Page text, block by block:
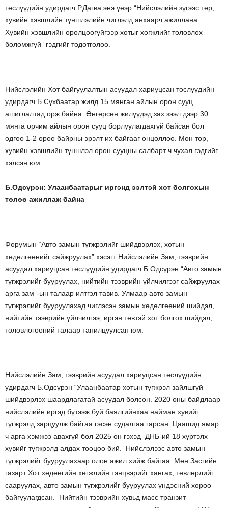
төслүүдийн удирдагч Р.Дагва энэ үеэр “Нийслэлийн зүгээс төр,
хувийн хэвшлийн түншлэлийн чиглэлд анхаарч ажиллана.
Хувийн хэвшлийн оролцоогүйгээр хотыг хөгжлийг төлөвлөх
боломжгүй” гэдгийг тодотголоо.
Нийслэлийн Хот байгуулалтын асуудал хариуцсан төслүүдийн
удирдагч Б.Сүхбаатар жилд 15 мянган айлын орон сууц
ашиглалтад орж байна. Өнгөрсөн жилүүдэд зах зээл дээр 30
мянга орчим айлын орон сууц борлуулагдахгүй байсан бол
өдгөө 1-2 өрөө байрны эрэлт их байгааг онцоллоо. Мөн төр,
хувийн хэвшлийн түншлэл орон сууцны салбарт ч чухал гэдгийг
хэлсэн юм.
Б.Одсүрэн: Улаанбаатарыг иргэнд ээлтэй хот болгохын
төлөө ажиллаж байна
Форумын “Авто замын түгжрэлийг шийдвэрлэх, хотын
хөдөлгөөнийг сайжруулах” хэсэгт Нийслэлийн Зам, тээврийн
асуудал хариуцсан төслүүдийн удирдагч Б.Одсүрэн “Авто замын
түгжрэлийг бууруулах, нийтийн тээврийн үйлчилгээг сайжруулах
арга зам”-ын талаар илтгэл тавив. Улмаар авто замын
түгжрэлийг бууруулахад чиглэсэн замын хөдөлгөөний шийдэл,
нийтийн тээврийн үйлчилгээ, иргэн төвтэй хот болгох шийдэл,
төлөвлөгөөний талаар танилцуулсан юм.
Нийслэлийн Зам, тээврийн асуудал хариуцсан төслүүдийн
удирдагч Б.Одсүрэн “Улаанбаатар хотын түгжрэл зайлшгүй
шийдвэрлэх шаардлагатай асуудал болсон. 2020 оны байдлаар
нийслэлийн иргэд бүтээж буй баялгийнхаа найман хувийг
түгжрэлд зарцуулж байгаа гэсэн судалгаа гарсан. Цаашид ямар
ч арга хэмжээ авахгүй бол 2025 он гэхэд ДНБ-ий 18 хүртэлх
хувийг түгжрэлд алдах тооцоо бий. Нийслэлээс авто замын
түгжрэлийг бууруулахаар олон ажил хийж байгаа. Мөн Засгийн
газарт Хот хөдөөгийн хөгжлийн тэнцвэрийг хангах, төвлөрлийг
сааруулах, авто замын түгжрэлийг бууруулах үндэсний хороо
байгуулагдсан. Нийтийн тээврийн хувьд масс транзит